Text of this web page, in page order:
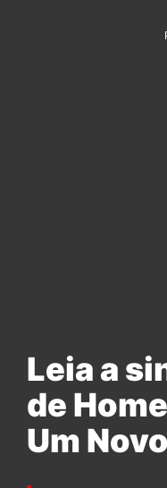
Leia a
de
Um